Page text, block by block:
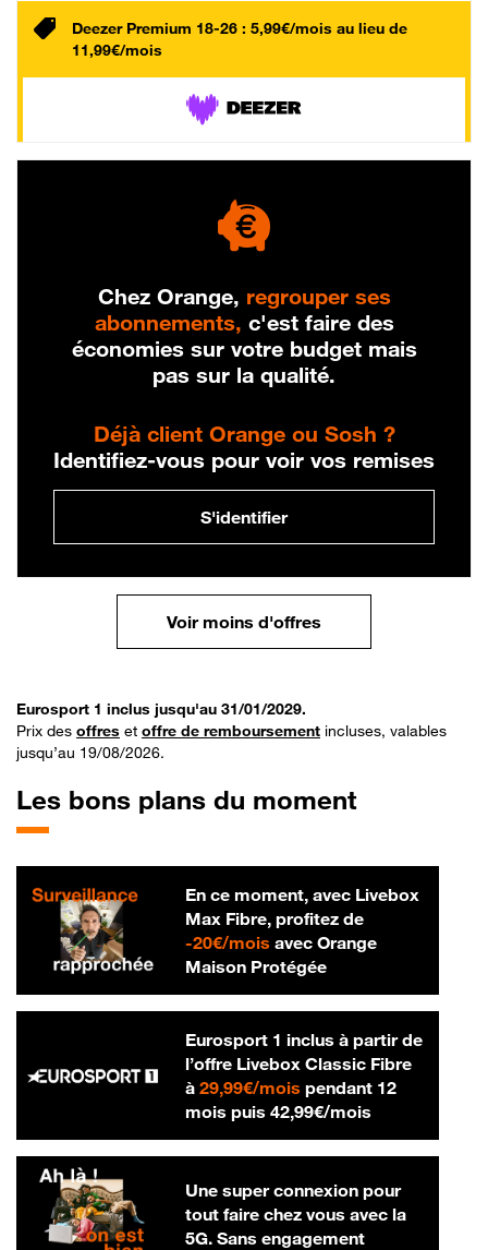
Deezer Premium 18-26 : 5,99€/mois au lieu de
11,99€/mois
Chez Orange, regrouper ses
abonnements, c'est faire des
économies sur votre budget mais
pas sur la qualité.
Déjà client Orange ou Sosh ?
Identifiez-vous pour voir vos remises
S'identifier
Voir moins d'offres
Eurosport 1 inclus jusqu'au 31/01/2029.
Prix des offres et offre de remboursement incluses, valables
jusqu’au 19/08/2026.
Les bons plans du moment
En ce moment, avec Livebox
Max Fibre, profitez de
-20€/mois20 € par mois
avec Orange
Maison Protégée
Eurosport 1 inclus à partir de
l’offre Livebox Classic Fibre
à 29,99€/mois29,99 € par mois
pendant 12
mois puis 42,99€/mois42,99 € par
Une super connexion pour
tout faire chez vous avec la
5G. Sans engagement